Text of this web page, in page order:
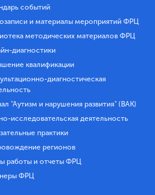
событий
и материалы мероприятий ФРЦ
методических материалов ФРЦ
диагностики
квалификации
диагностическая
"Аутизм и нарушения развития" (ВАК)
исследовательская деятельность
практики
регионов
работы и отчеты ФРЦ
ФРЦ